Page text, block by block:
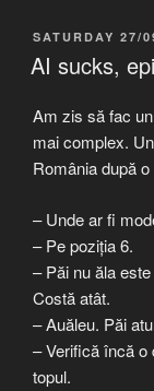
POSTED
ON
SATURDAY 27/
AI sucks,
Am zis să fac
mai complex.
România după
– Unde ar fi
– Pe poziția 6.
– Păi nu ăla
Costă atât.
– Auăleu. Păi
– Verifică încă o
topul.